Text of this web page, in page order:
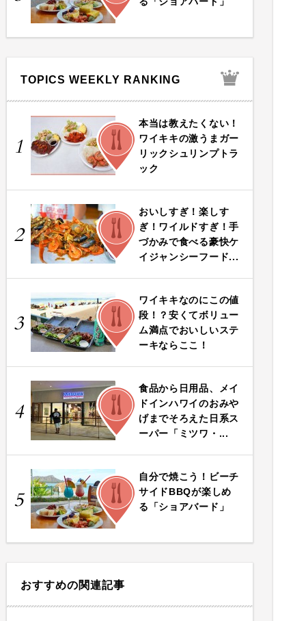
TOPICS WEEKLY RANKING
1
FOOD
本当は教えたくない！
ワイキキの激うまガー
リックシュリンプトラ
ック
2
FOOD
おいしすぎ！楽しす
ぎ！ワイルドすぎ！手
づかみで食べる豪快ケ
イジャンシーフード...
3
FOOD
ワイキキなのにこの値
段！？安くてボリュー
ム満点でおいしいステ
ーキならここ！
4
FOOD
食品から日用品、メイ
ドインハワイのおみや
げまでそろえた日系ス
ーパー「ミツワ・...
5
FOOD
自分で焼こう！ビーチ
サイドBBQが楽しめ
る「ショアバード」
おすすめの関連記事